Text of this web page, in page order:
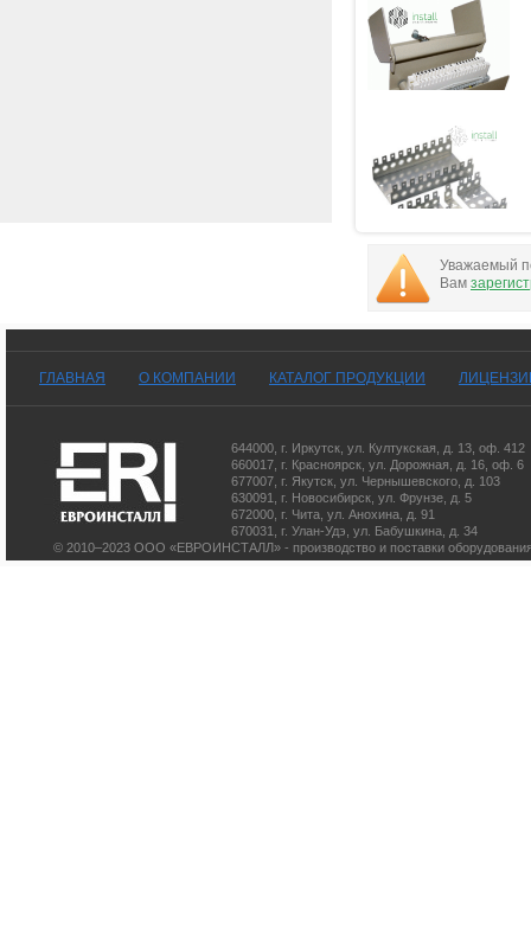
Уважаемый
Вам
ГЛАВНАЯ О КОМПАНИИ КАТАЛОГ ПРОДУКЦИИ
644000 г. Иркутск ул. Култукская, д. 13 , оф. 412
660017 г. Красноярск ул. Дорожная, д. 16, оф. 6
677007 г. Якутск ул. Чернышевского, д. 103
630091
г. Новосибирск ул. Фрунзе, д. 5
672000 г. Чита ул. Анохина, д. 91
670031
г. Улан-Удэ ул. Бабушкина, д. 34
© 2010–2023 ООО «ЕВРОИНСТАЛЛ» - производство и поставки оборудования